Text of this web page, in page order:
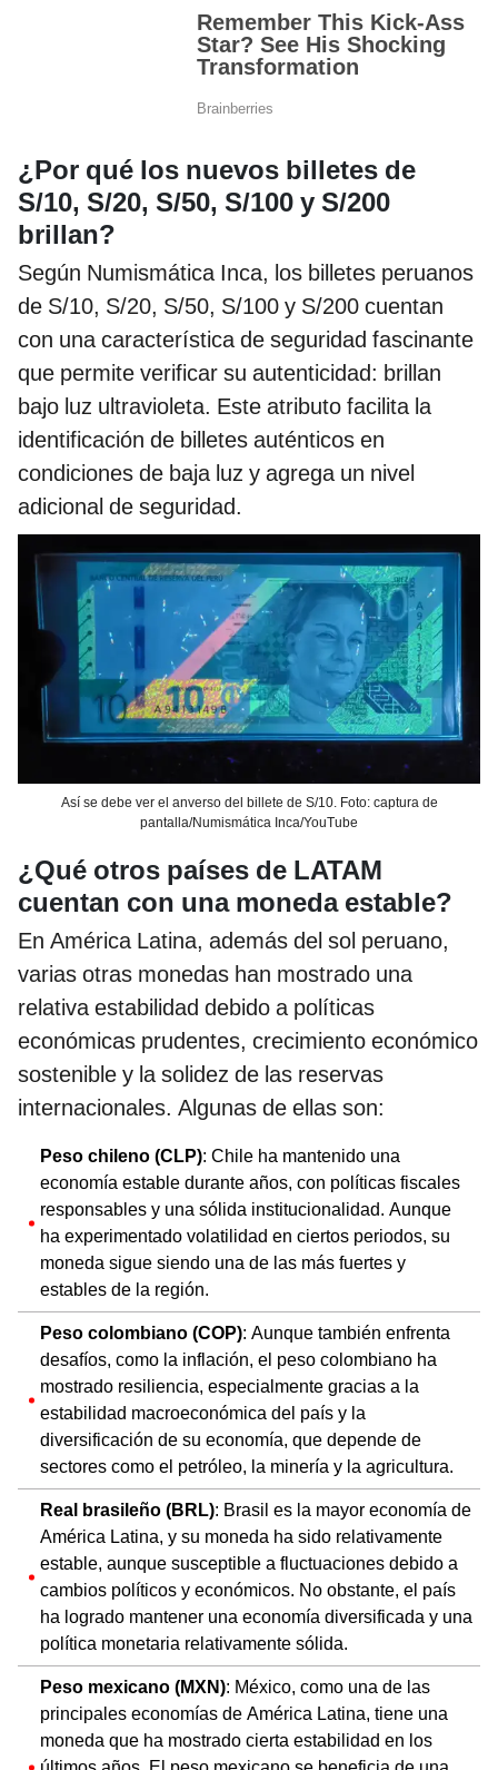
¿Por qué los nuevos billetes de
S/10, S/20, S/50, S/100 y S/200
brillan?
Según Numismática Inca, los billetes peruanos
de S/10, S/20, S/50, S/100 y S/200 cuentan
con una característica de seguridad fascinante
que permite verificar su autenticidad: brillan
bajo luz ultravioleta. Este atributo facilita la
identificación de billetes auténticos en
condiciones de baja luz y agrega un nivel
adicional de seguridad.
Así se debe ver el anverso del billete de S/10. Foto: captura de
pantalla/Numismática Inca/YouTube
¿Qué otros países de LATAM
cuentan con una moneda estable?
En América Latina, además del sol peruano,
varias otras monedas han mostrado una
relativa estabilidad debido a políticas
económicas prudentes, crecimiento económico
sostenible y la solidez de las reservas
internacionales. Algunas de ellas son:
Peso chileno (CLP): Chile ha mantenido una
economía estable durante años, con políticas fiscales
responsables y una sólida institucionalidad. Aunque
ha experimentado volatilidad en ciertos periodos, su
moneda sigue siendo una de las más fuertes y
estables de la región.
Peso colombiano (COP): Aunque también enfrenta
desafíos, como la inflación, el peso colombiano ha
mostrado resiliencia, especialmente gracias a la
estabilidad macroeconómica del país y la
diversificación de su economía, que depende de
sectores como el petróleo, la minería y la agricultura.
Real brasileño (BRL): Brasil es la mayor economía de
América Latina, y su moneda ha sido relativamente
estable, aunque susceptible a fluctuaciones debido a
cambios políticos y económicos. No obstante, el país
ha logrado mantener una economía diversificada y una
política monetaria relativamente sólida.
Peso mexicano (MXN): México, como una de las
principales economías de América Latina, tiene una
moneda que ha mostrado cierta estabilidad en los